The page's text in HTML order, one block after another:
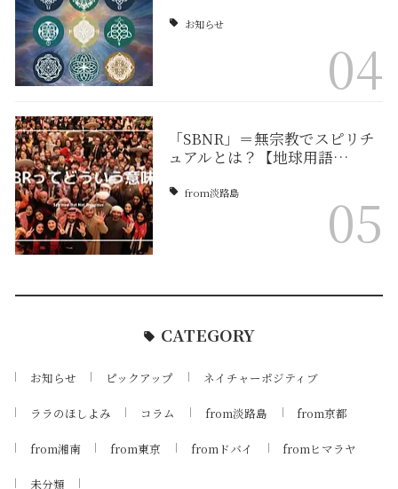
お知らせ
04
「SBNR」＝無宗教でスピリチ
ュアルとは？【地球用語…
from淡路島 05
CATEGORY
お知らせ ピックアップ ネイチャーポジティブ
ララのほしよみ コラム from淡路島 from京都
from湘南 from東京 fromドバイ fromヒマラヤ
未分類